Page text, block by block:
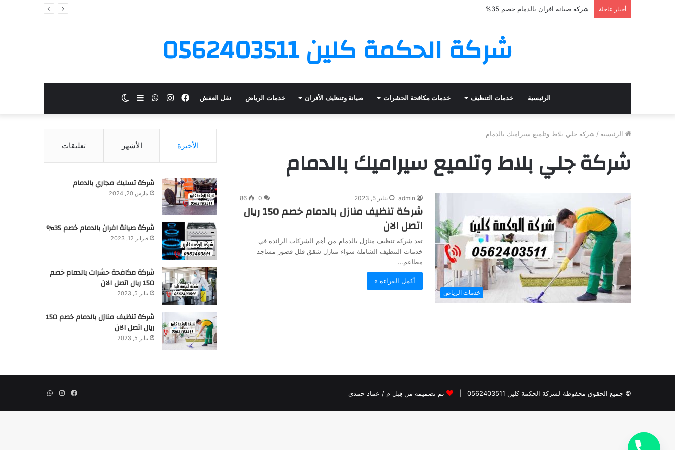
أخبار عاجلة شركة صيانة افران بالدمام خصم 35%
شركة الحكمة كلين 0562403511
الرئيسية خدمات التنظيف خدمات مكافحة الحشرات صيانة وتنظيف الأفران خدمات الرياض نقل العفش الوضع
المظلم
إضافة
عمود
واتساب
انستقرامفيسبوك
الرئيسية / شركة جلي بلاط وتلميع سيراميك بالدمام
شركة جلي بلاط وتلميع سيراميك بالدمام
خدمات الرياض
admin يناير 5, 2023 0
86
شركة تنظيف منازل بالدمام خصم 150 ريال
اتصل الان
تعد شركة تنظيف منازل بالدمام من أهم الشركات الرائدة في
خدمات التنظيف الشاملة سواء منازل شقق فلل قصور مساجد
مطاعم…
أكمل القراءة »
الأخيرة الأشهر تعليقات
شركة تسليك مجاري بالدمام
مارس 20, 2024
شركة صيانة افران بالدمام خصم 35%
فبراير 12, 2023
شركة مكافحة حشرات بالدمام خصم
150 ريال اتصل الان
يناير 5, 2023
شركة تنظيف منازل بالدمام خصم 150
ريال اتصل الان
يناير 5, 2023
© جميع الحقوق محفوظة لشركة الحكمة كلين 0562403511 | تم تصميمه من قِبل م / عماد حمدي فيسبوكانستقرامواتساب